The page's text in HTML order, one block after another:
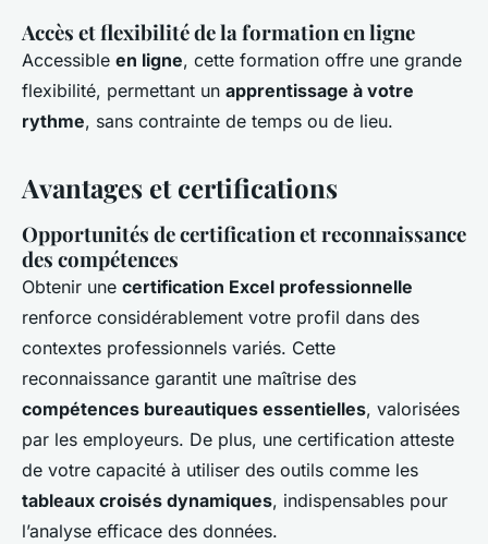
Accès et flexibilité de la formation en ligne
Accessible en ligne, cette formation offre une grande
flexibilité, permettant un apprentissage à votre
rythme, sans contrainte de temps ou de lieu.
Avantages et certifications
Opportunités de certification et reconnaissance
des compétences
Obtenir une certification Excel professionnelle
renforce considérablement votre profil dans des
contextes professionnels variés. Cette
reconnaissance garantit une maîtrise des
compétences bureautiques essentielles, valorisées
par les employeurs. De plus, une certification atteste
de votre capacité à utiliser des outils comme les
tableaux croisés dynamiques, indispensables pour
l’analyse efficace des données.